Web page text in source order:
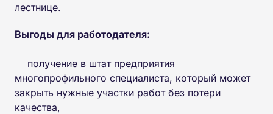
лестнице.
Выгоды для работодателя:
получение в штат предприятия
многопрофильного специалиста, который может
закрыть нужные участки работ без потери
качества,